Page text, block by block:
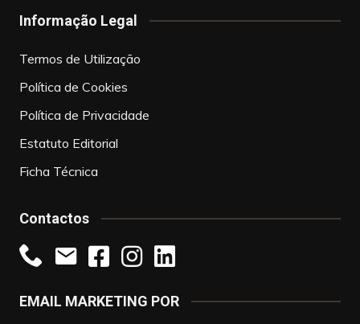
Informação Legal
Termos de Utilização
Política de Cookies
Política de Privacidade
Estatuto Editorial
Ficha Técnica
Contactos
EMAIL MARKETING POR